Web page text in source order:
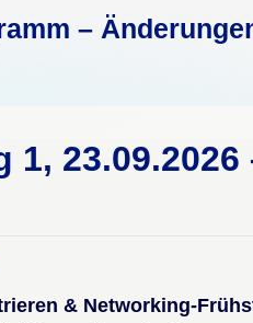
–
1,
& Networking-